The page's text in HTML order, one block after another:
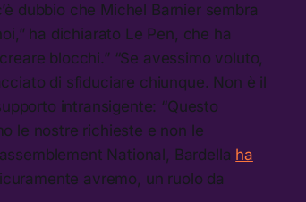
dubbio che Michel Barnier sembra
ha dichiarato Le Pen, che ha
blocchi.” “Se avessimo voluto,
di sfiduciare chiunque. Non è il
intransigente: “Questo
le nostre richieste e non le
National, Bardella ha
avremo, un ruolo da